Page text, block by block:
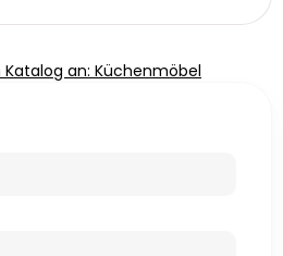
an: Küchenmöbel